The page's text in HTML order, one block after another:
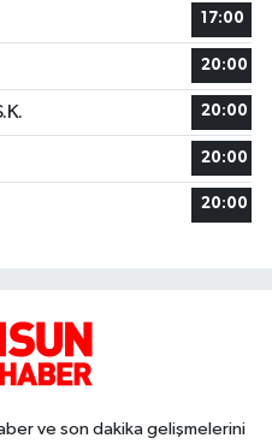
17:00
20:00
20:00
20:00
20:00
ve son dakika gelişmelerini